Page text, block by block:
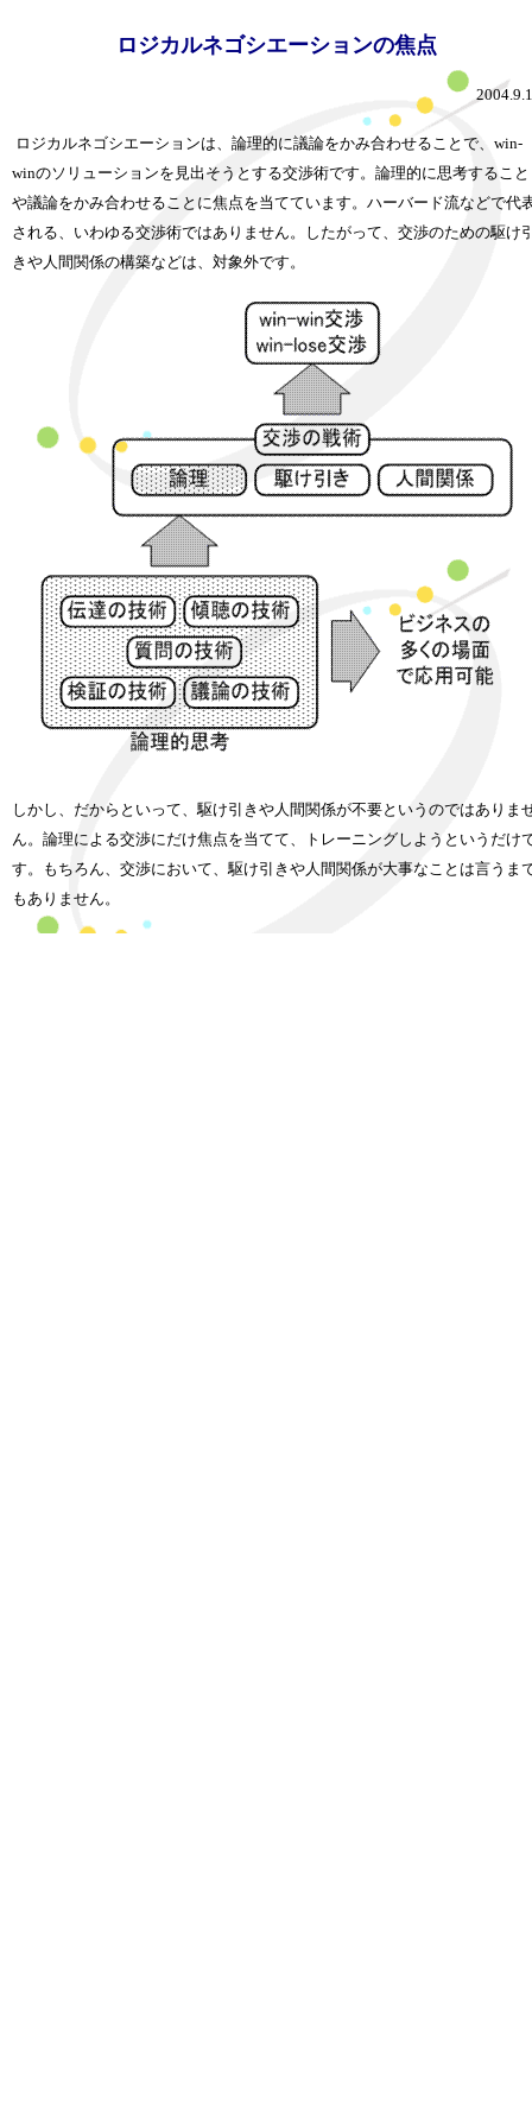
ロジカルネゴシエーションの焦点
ロジカルネゴシエーションは、論理的に議論をかみ合わせることで、win-
winのソリューションを見出そうとする交渉術です。論理的に思考すること
や議論をかみ合わせることに焦点を当てています。ハーバード流などで代
される、いわゆる交渉術ではありません。したがって、交渉のための駆け
きや人間関係の構築などは、対象外です。
しかし、だからといって、駆け引きや人間関係が不要というのではありま
ん。論理による交渉にだけ焦点を当てて、トレーニングしようというだけ
す。もちろん、交渉において、駆け引きや人間関係が大事なことは言うま
もありません。